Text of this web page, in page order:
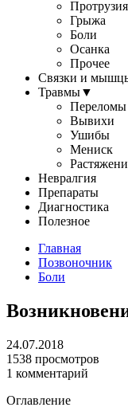
Протрузия
Грыжа
Боли
Осанка
Прочее
Связки и
Травмы▼
Переломы
Вывихи
Ушибы
Мениск
Невралгия
Препараты
Диагностика
Полезное
Главная
Позвоночник
Боли
24.07.2018
1538 просмотров
1 комментарий
Оглавление